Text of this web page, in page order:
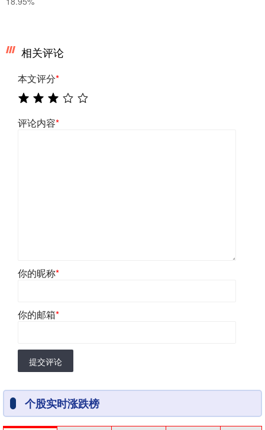
相关评论
本文评分*
评论内容*
你的昵称*
你的邮箱*
提交评论
个股实时涨跌榜